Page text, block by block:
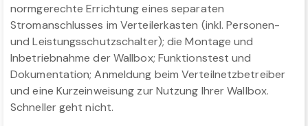
normgerechte Errichtung eines separaten
Stromanschlusses im Verteilerkasten (inkl. Personen-
und Leistungsschutzschalter); die Montage und
Inbetriebnahme der Wallbox; Funktionstest und
Dokumentation; Anmeldung beim Verteilnetzbetreiber
und eine Kurzeinweisung zur Nutzung Ihrer Wallbox.
Schneller geht nicht.